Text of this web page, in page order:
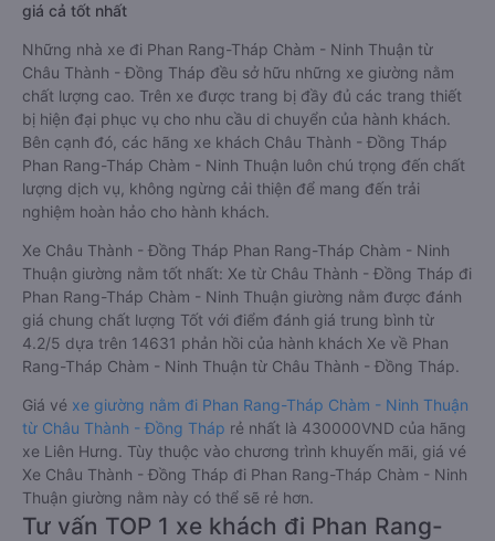
giá cả tốt nhất
Những nhà xe đi Phan Rang-Tháp Chàm - Ninh Thuận từ
Châu Thành - Đồng Tháp đều sở hữu những xe giường nằm
chất lượng cao. Trên xe được trang bị đầy đủ các trang thiết
bị hiện đại phục vụ cho nhu cầu di chuyển của hành khách.
Bên cạnh đó, các hãng xe khách Châu Thành - Đồng Tháp
Phan Rang-Tháp Chàm - Ninh Thuận luôn chú trọng đến chất
lượng dịch vụ, không ngừng cải thiện để mang đến trải
nghiệm hoàn hảo cho hành khách.
Xe Châu Thành - Đồng Tháp Phan Rang-Tháp Chàm - Ninh
Thuận giường nằm tốt nhất: Xe từ Châu Thành - Đồng Tháp đi
Phan Rang-Tháp Chàm - Ninh Thuận giường nằm được đánh
giá chung chất lượng Tốt với điểm đánh giá trung bình từ
4.2/5 dựa trên 14631 phản hồi của hành khách Xe về Phan
Rang-Tháp Chàm - Ninh Thuận từ Châu Thành - Đồng Tháp.
Giá vé xe giường nằm đi Phan Rang-Tháp Chàm - Ninh Thuận
từ Châu Thành - Đồng Tháp rẻ nhất là 430000VND của hãng
xe Liên Hưng. Tùy thuộc vào chương trình khuyến mãi, giá vé
Xe Châu Thành - Đồng Tháp đi Phan Rang-Tháp Chàm - Ninh
Thuận giường nằm này có thể sẽ rẻ hơn.
Tư vấn TOP 1 xe khách đi Phan Rang-